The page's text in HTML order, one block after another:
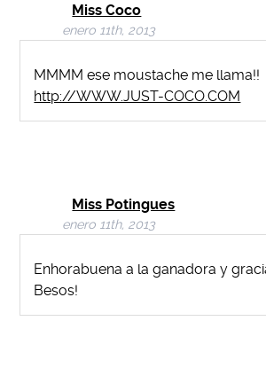
Miss Coco
enero 11th, 2013
MMMM ese moustache me llama!!
http://WWW.JUST-COCO.COM
Miss Potingues
enero 11th, 2013
Enhorabuena a la ganadora y
Besos!